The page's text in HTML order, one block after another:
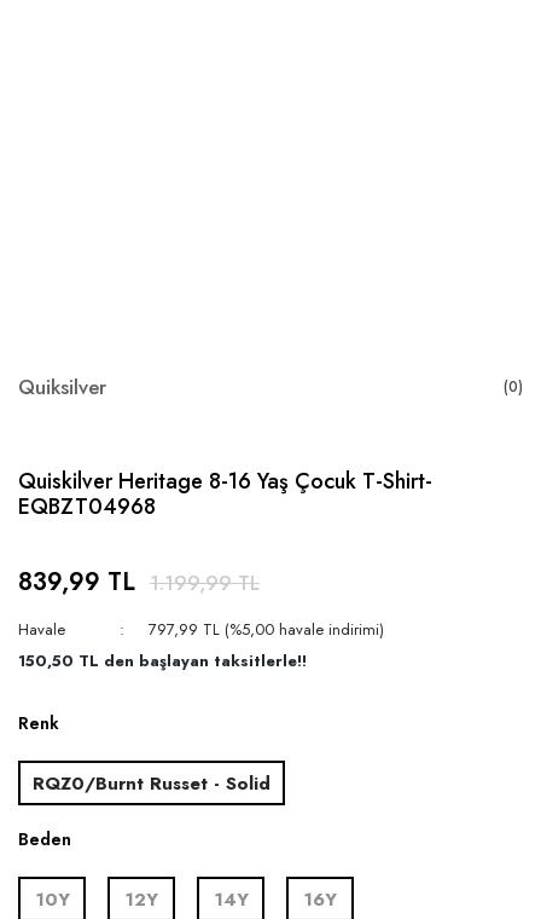
Quiksilver (0)
Quiskilver Heritage 8-16 Yaş Çocuk T-Shirt-
EQBZT04968
839,99 TL 1.199,99 TL
Havale
797,99 TL (%5,00 havale indirimi)
150,50 TL den başlayan taksitlerle!!
Renk
RQZ0/Burnt Russet - Solid
Beden
10Y 12Y 14Y 16Y